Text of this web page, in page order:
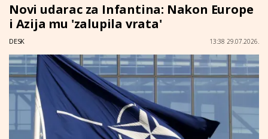
Novi udarac za Infantina: Nakon Europe
i Azija mu 'zalupila vrata'
DESK 13:38 29.07.2026.